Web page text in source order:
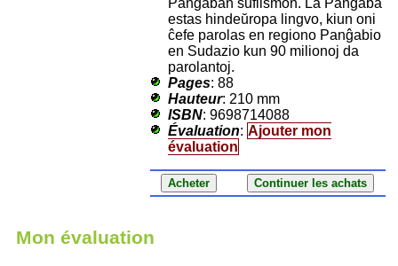
Panĝaban sufiismon. La Panĝaba
estas hindeŭropa lingvo, kiun oni
ĉefe parolas en regiono Panĝabio
en Sudazio kun 90 milionoj da
parolantoj.
Pages: 88
Hauteur: 210 mm
ISBN: 9698714088
Évaluation: Ajouter mon
évaluation
Mon évaluation